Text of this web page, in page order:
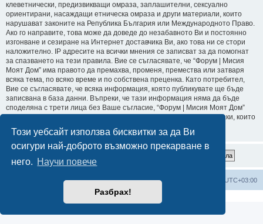
Този уебсайт използва бисквитки за да Ви
осигури най-доброто възможно прекарване в
него. Научи повече
Разбрах!
клеветнически, предизвикващи омраза, заплашителни, сексуално
ориентирани, насаждащи етническа омраза и други материали, които
нарушават законите на Република България или Международното Право.
Ако го направите, това може да доведе до незабавното Ви и постоянно
изгонване и сезиране на Интернет доставчика Ви, ако това ни се стори
наложително. IP адресите на всички мнения се записват за да помогнат
за спазването на тези правила. Вие се съгласявате, че “Форум | Мисия
Моят Дом” има правото да премахва, променя, премества или затваря
всяка тема, по всяко време и по собствена преценка. Като потребител,
Вие се съгласявате, че всяка информация, която публикувате ще бъде
записвана в база данни. Въпреки, че тази информация няма да бъде
споделяна с трети лица без Ваше съгласие, “Форум | Мисия Моят Дом”
или phpBB не могат да бъдат държани отговорни за хакерски атаки, които
могат да доведат до компрометиране на данните.
Мисия Моят Дом Начало Всички времена са според UTC+03:00